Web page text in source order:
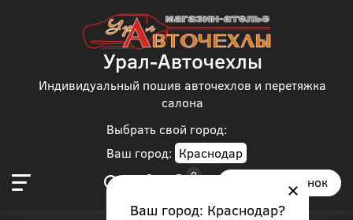
Выбрать свой город:
Ваш город: Краснодар
Ваш город: Краснодар?
Урал-Авточехлы
Индивидуальный пошив авточехлов и перетяжка
салона
Заказать звонок